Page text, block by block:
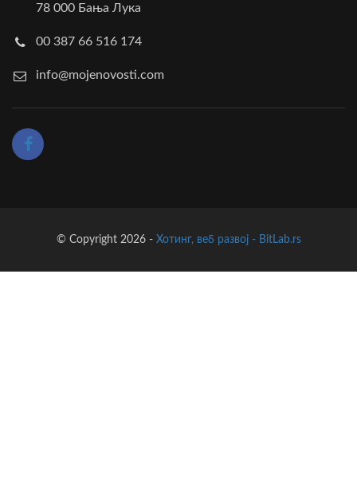
78 000 Бања Лука
00 387 66 516 174
info@mojenovosti.com
© Copyright 2026 - Хотинг, веб развој - BitLab.rs